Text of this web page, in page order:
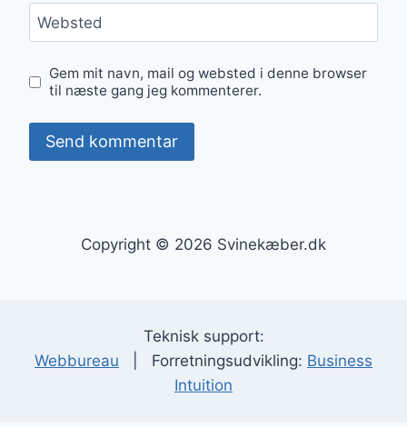
Websted
Gem mit navn, mail og websted i denne browser
til næste gang jeg kommenterer.
Copyright © 2026 Svinekæber.dk
Teknisk support:
Webbureau | Forretningsudvikling: Business
Intuition